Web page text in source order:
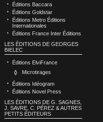
Éditions Baccara
Éditions Goldstar
Éditions Metro Éditions
Internationales
Éditions France Inter Éditions
LES ÉDITIONS DE GEORGES
BIELEC
Éditions ElviFrance
Microtirages
Éditions Idéogram
Éditions Novel Press
LES ÉDITIONS DE G. SAGNES,
J. SAVRE, C. PÉREZ & AUTRES
PETITS ÉDITEURS